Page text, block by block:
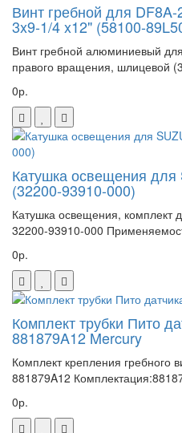
Винт гребной для
3x9-1/4 x12" (58100-
Винт гребной алюминиевый
правого вращения, шлицевой
0р.
Катушка освещения для
(32200-93910-000)
Катушка освещения, комплект
32200-93910-000
0р.
Комплект трубки Пито
881879A12 Mercury
Комплект крепления гребного
881879A12
0р.